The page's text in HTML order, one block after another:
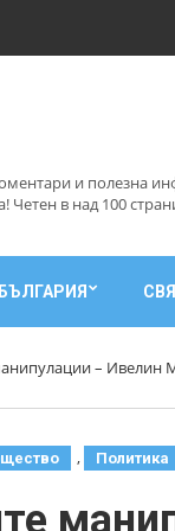
и полезна
Четен в над 100
БЪЛГАРИЯ
– Ивелин
, Политика